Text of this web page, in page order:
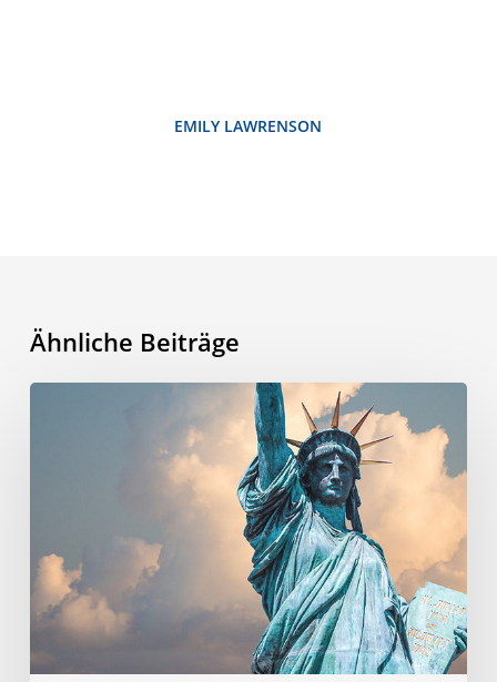
EMILY LAWRENSON
Ähnliche Beiträge
in
den
USA?